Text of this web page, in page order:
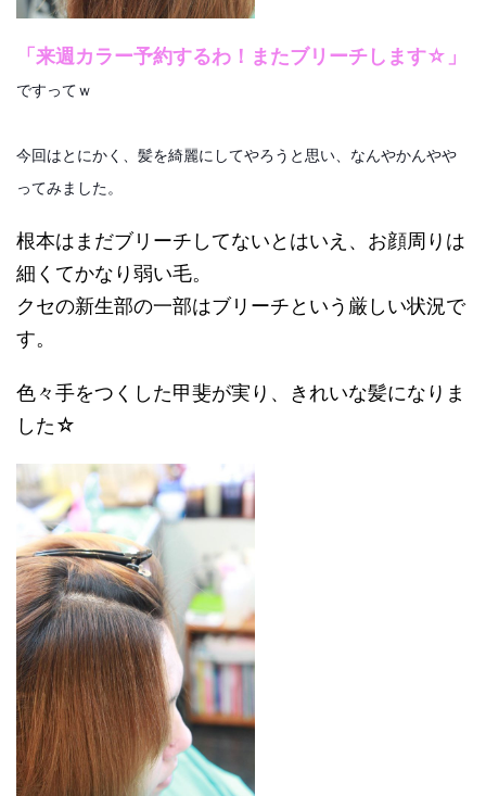
「来週カラー予約するわ！またブリーチします☆」
ですってｗ
今回はとにかく、髪を綺麗にしてやろうと思い、なんやかんやや
ってみました。
根本はまだブリーチしてないとはいえ、お顔周りは
細くてかなり弱い毛。
クセの新生部の一部はブリーチという厳しい状況で
す。
色々手をつくした甲斐が実り、きれいな髪になりま
した☆